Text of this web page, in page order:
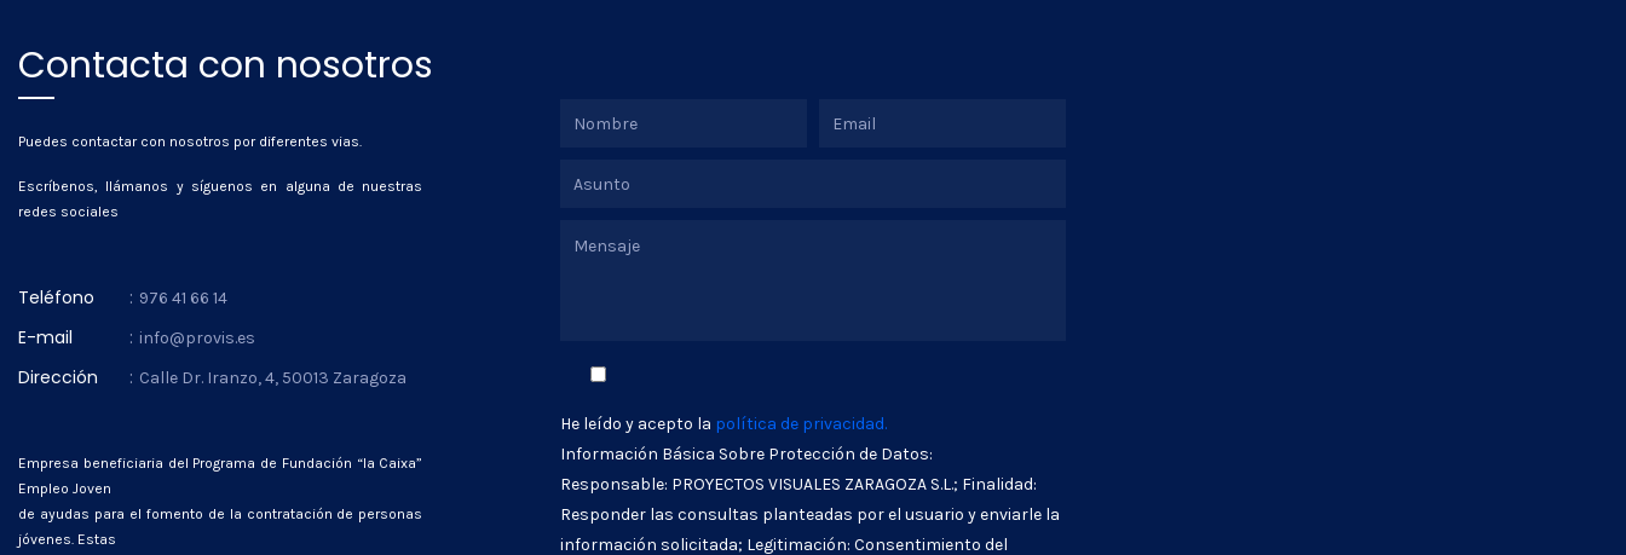
Contacta con nosotros
Puedes contactar con nosotros por diferentes vias.
Escríbenos, llámanos y síguenos en alguna de nuestras
redes sociales
Teléfono : 976 41 66 14
E-mail : info@provis.es
Dirección : Calle Dr. Iranzo, 4, 50013 Zaragoza
Empresa beneficiaria del Programa de Fundación “la Caixa”
Empleo Joven
de ayudas para el fomento de la contratación de personas
jóvenes. Estas
He leído y acepto la política de privacidad.
Información Básica Sobre Protección de Datos:
Responsable: PROYECTOS VISUALES ZARAGOZA S.L.; Finalidad:
Responder las consultas planteadas por el usuario y enviarle la
información solicitada; Legitimación: Consentimiento del